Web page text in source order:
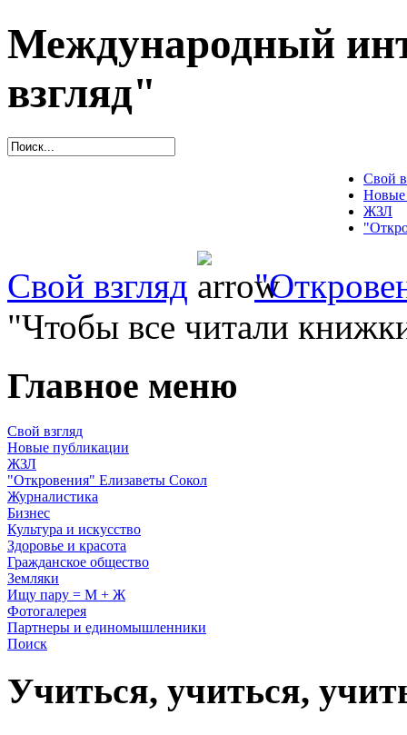
Международный
взгляд"
Свой
Новые
ЖЗЛ
Свой взгляд
"Чтобы все читали
Главное меню
Свой взгляд
Новые публикации
ЖЗЛ
"Откровения" Елизаветы Сокол
Журналистика
Бизнес
Культура и искусство
Здоровье и красота
Гражданское общество
Земляки
Ищу пару = М + Ж
Фотогалерея
Партнеры и единомышленники
Поиск
Учиться, учиться,